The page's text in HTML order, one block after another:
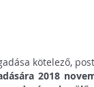
kötelező,
2018